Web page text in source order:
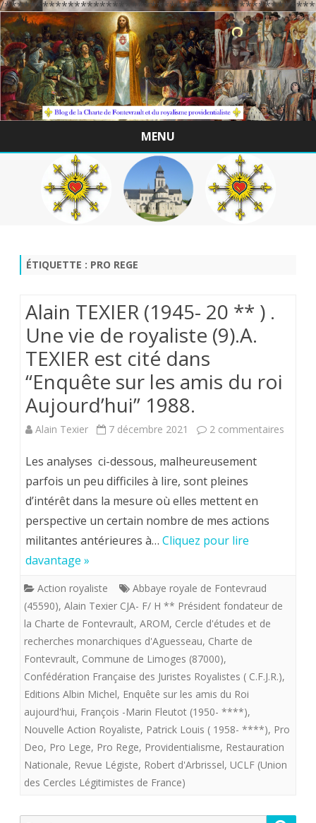
/
MENU
Skip
to
content
ÉTIQUETTE : PRO REGE
Alain TEXIER (1945- 20 ** ) .
Une vie de royaliste (9).A.
TEXIER est cité dans
“Enquête sur les amis du roi
Aujourd’hui” 1988.
Alain Texier 7 décembre 2021 2 commentaires
de
(9).A.
Les analyses ci-dessous, malheureusement
parfois un peu difficiles à lire, sont pleines
d’intérêt dans la mesure où elles mettent en
perspective un certain nombre de mes actions
militantes antérieures à… Cliquez pour lire
davantage »
Action royaliste
Abbaye royale de Fontevraud
(45590), Alain Texier CJA- F/ H ** Président fondateur de
la Charte de Fontevrault, AROM, Cercle d'études et de
recherches monarchiques d'Aguesseau, Charte de
Fontevrault, Commune de Limoges (87000),
Confédération Française des Juristes Royalistes ( C.F.J.R.),
Editions Albin Michel, Enquête sur les amis du Roi
aujourd'hui, François -Marin Fleutot (1950- ****),
Nouvelle Action Royaliste, Patrick Louis ( 1958- ****), Pro
Deo, Pro Lege, Pro Rege, Providentialisme, Restauration
Nationale, Revue Légiste, Robert d'Arbrissel, UCLF (Union
des Cercles Légitimistes de France)